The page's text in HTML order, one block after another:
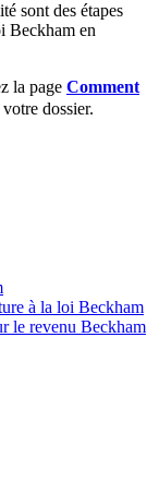
sont des étapes
Beckham en
la page Comment
dossier.
à la loi Beckham
le revenu Beckham